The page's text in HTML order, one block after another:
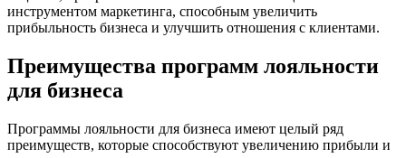
инструментом маркетинга, способным увеличить
прибыльность бизнеса и улучшить отношения с клиентами.
Преимущества программ лояльности
для бизнеса
Программы лояльности для бизнеса имеют целый ряд
преимуществ, которые способствуют увеличению прибыли и